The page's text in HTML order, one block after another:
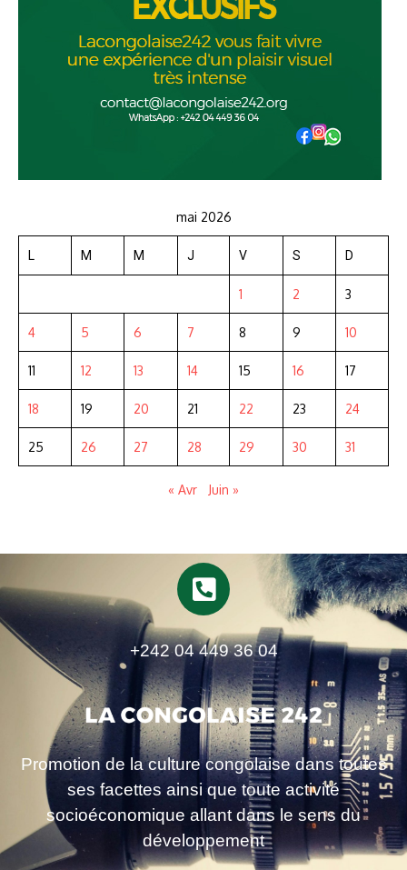
mai 2026
L M M J V S D
1 2 3
4 5 6 7 8 9 10
11 12 13 14 15 16 17
18 19 20 21 22 23 24
25 26 27 28 29 30 31
« Avr Juin »
+242 04 449 36 04
Promotion de la culture congolaise dans toutes
ses facettes ainsi que toute activité
socioéconomique allant dans le sens du
développement